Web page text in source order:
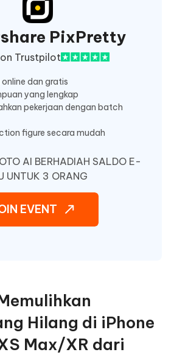
PixPretty
Trustpilot
dan gratis
yang lengkap
pekerjaan dengan batch
figure secara mudah
AI BERHADIAH SALDO E-
UNTUK 3 ORANG
EVENT
Hilang di iPhone
Max/XR dari